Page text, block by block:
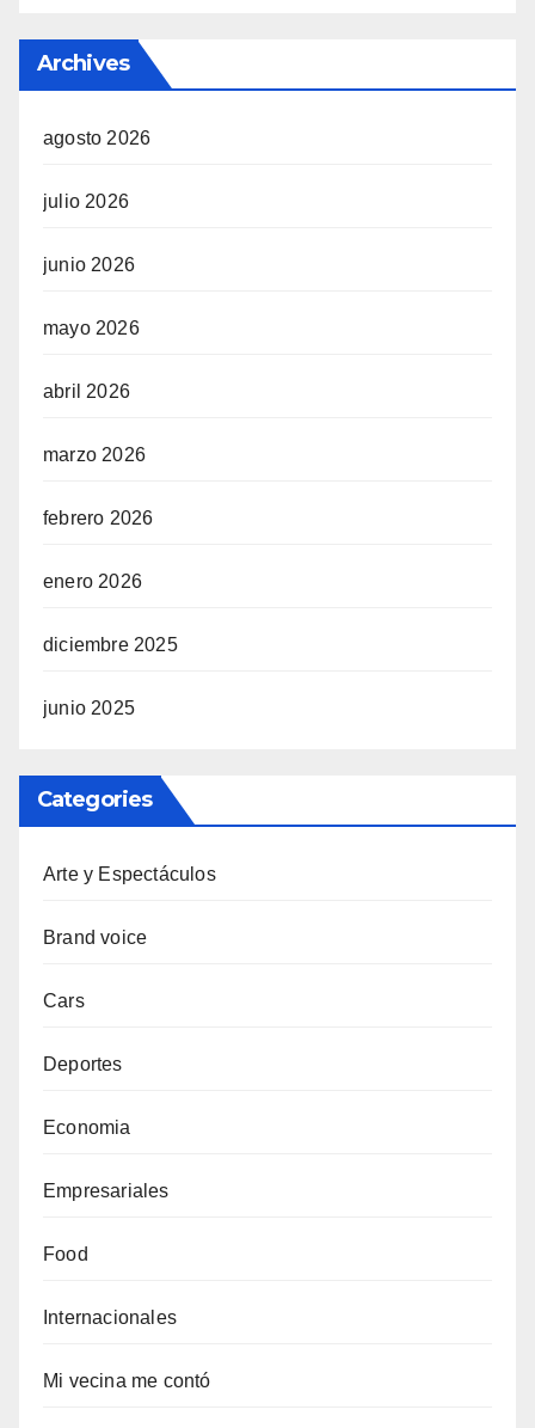
Archives
agosto 2026
julio 2026
junio 2026
mayo 2026
abril 2026
marzo 2026
febrero 2026
enero 2026
diciembre 2025
junio 2025
Categories
Arte y Espectáculos
Brand voice
Cars
Deportes
Economia
Empresariales
Food
Internacionales
Mi vecina me contó